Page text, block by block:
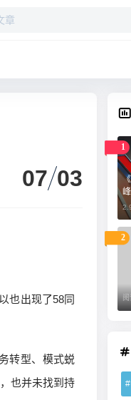
07 03
也出现了58同
转型、模式蜕
也并未找到持
1
峰
2
#